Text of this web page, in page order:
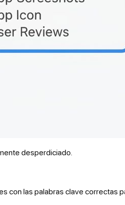
desperdiciado.
con las palabras clave correctas